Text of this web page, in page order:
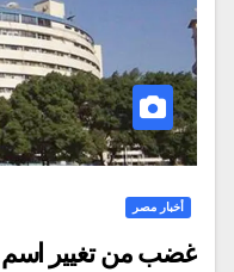
أخبار مصر
غضب من تغيير اسم